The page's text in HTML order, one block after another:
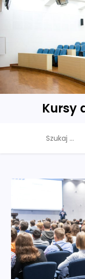
Skip
Kursy